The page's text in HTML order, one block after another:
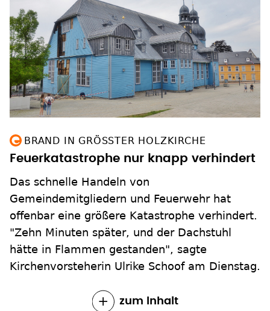
BRAND IN GRÖSSTER HOLZKIRCHE
Feuerkatastrophe nur knapp verhindert
Das schnelle Handeln von
Gemeindemitgliedern und Feuerwehr hat
offenbar eine größere Katastrophe verhindert.
"Zehn Minuten später, und der Dachstuhl
hätte in Flammen gestanden", sagte
Kirchenvorsteherin Ulrike Schoof am Dienstag.
zum Inhalt